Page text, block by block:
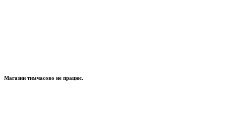
Магазин тимчасово не працює.